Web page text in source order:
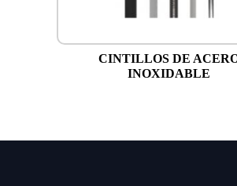
CINTILLOS DE
INOXIDABLE